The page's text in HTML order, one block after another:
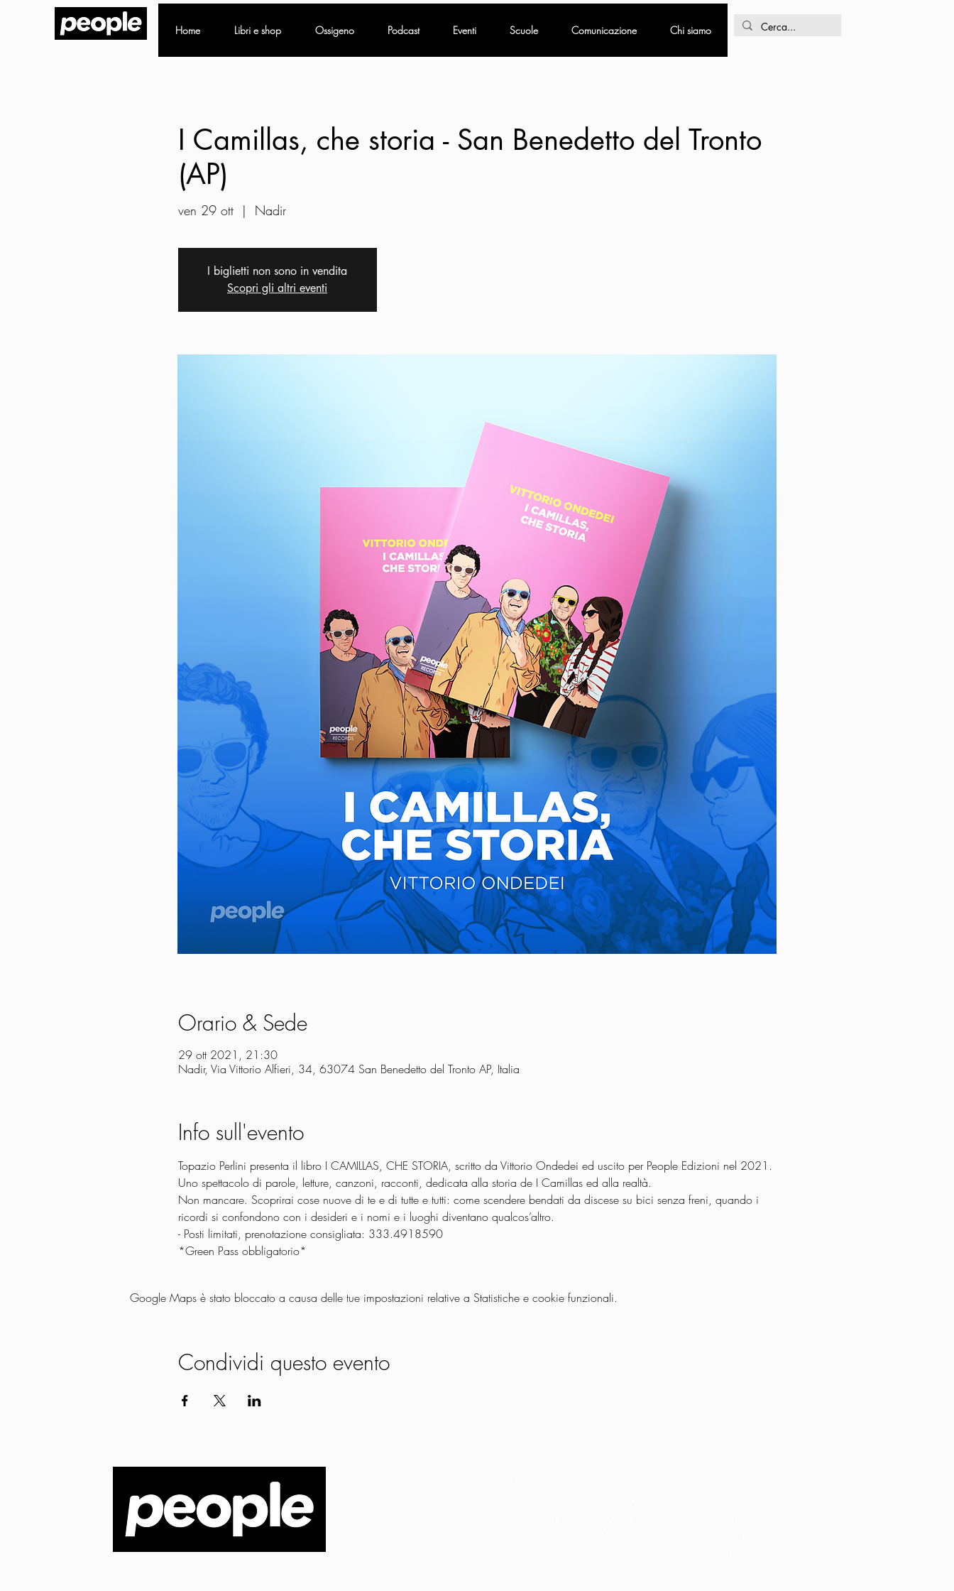
Home Libri e shop Ossigeno Podcast Eventi Scuole Comunicazione Chi siamo
I Camillas, che storia - San Benedetto del Tronto
(AP)
ven 29 ott
  |
Nadir
I biglietti non sono in vendita
Scopri gli altri eventi
Orario & Sede
29 ott 2021, 21:30
Nadir, Via Vittorio Alfieri, 34, 63074 San Benedetto del Tronto AP, Italia
Info sull'evento
Topazio Perlini presenta il libro I CAMILLAS, CHE STORIA, scritto da Vittorio Ondedei ed uscito per People Edizioni nel 2021.
Uno spettacolo di parole, letture, canzoni, racconti, dedicata alla storia de I Camillas ed alla realtà.
Non mancare. Scoprirai cose nuove di te e di tutte e tutti: come scendere bendati da discese su bici senza freni, quando i
ricordi si confondono con i desideri e i nomi e i luoghi diventano qualcos’altro.
- Posti limitati, prenotazione consigliata: 333.4918590
*Green Pass obbligatorio*
Google Maps è stato bloccato a causa delle tue impostazioni relative a Statistiche e cookie funzionali.
Condividi questo evento